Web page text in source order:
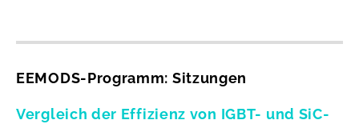
EEMODS-Programm: Sitzungen
Vergleich der Effizienz von IGBT- und SiC-